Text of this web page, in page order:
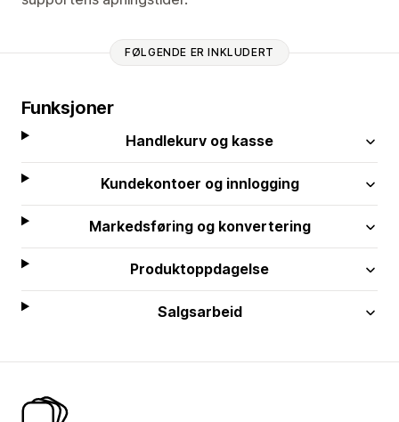
FØLGENDE ER INKLUDERT
Funksjoner
Handlekurv og kasse
Kundekontoer og innlogging
Markedsføring og konvertering
Produktoppdagelse
Salgsarbeid